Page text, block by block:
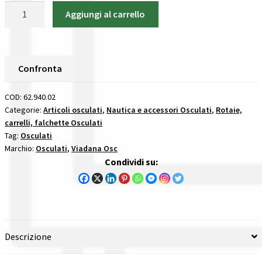
Guida all’utilizzo del sito
Confronta
Confronta
fisso
62.940.02
Osculati
quantità
Aggiungi al carrello
Confronta
COD: 62.940.02
Categorie: Articoli osculati, Nautica e accessori Osculati, Rotaie,
carrelli, falchette Osculati
Tag: Osculati
Marchio: Osculati, Viadana Osc
Condividi su:
Descrizione